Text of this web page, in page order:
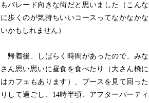
もパレード向きな街だと思いました（こんな
に歩くのが気持ちいいコースってなかなかな
いかもしれません）
帰着後、しばらく時間があったので、みな
さん思い思いに昼食を食べたり（大さん橋に
はカフェもあります）、ブースを見て回った
りして過ごし、14時半頃、アフターパーティ